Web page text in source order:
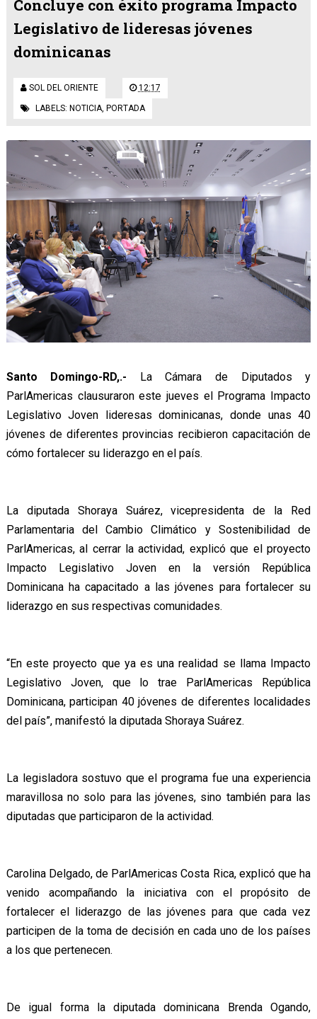
Concluye con éxito programa Impacto
Legislativo de lideresas jóvenes
dominicanas
SOL DEL ORIENTE 12:17
LABELS: NOTICIA, PORTADA
Santo Domingo-RD,.- La Cámara de Diputados y
ParlAmericas clausuraron este jueves el Programa Impacto
Legislativo Joven lideresas dominicanas, donde unas 40
jóvenes de diferentes provincias recibieron capacitación de
cómo fortalecer su liderazgo en el país.
La diputada Shoraya Suárez, vicepresidenta de la Red
Parlamentaria del Cambio Climático y Sostenibilidad de
ParlAmericas, al cerrar la actividad, explicó que el proyecto
Impacto Legislativo Joven en la versión República
Dominicana ha capacitado a las jóvenes para fortalecer su
liderazgo en sus respectivas comunidades.
“En este proyecto que ya es una realidad se llama Impacto
Legislativo Joven, que lo trae ParlAmericas República
Dominicana, participan 40 jóvenes de diferentes localidades
del país”, manifestó la diputada Shoraya Suárez.
La legisladora sostuvo que el programa fue una experiencia
maravillosa no solo para las jóvenes, sino también para las
diputadas que participaron de la actividad.
Carolina Delgado, de ParlAmericas Costa Rica, explicó que ha
venido acompañando la iniciativa con el propósito de
fortalecer el liderazgo de las jóvenes para que cada vez
participen de la toma de decisión en cada uno de los países
a los que pertenecen.
De igual forma la diputada dominicana Brenda Ogando,